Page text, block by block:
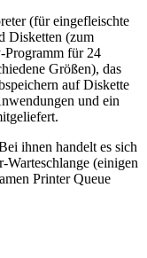
(für eingefleischte
Disketten (zum
für 24
Größen), das
auf Diskette
und ein
ihnen handelt es sich
(einigen
Printer Queue